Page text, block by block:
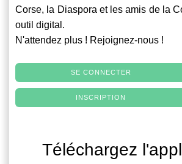
Corse, la Diaspora et les amis de la
outil digital.
N'attendez plus ! Rejoignez-nous !
SE CONNECTER
INSCRIPTION
Téléchargez